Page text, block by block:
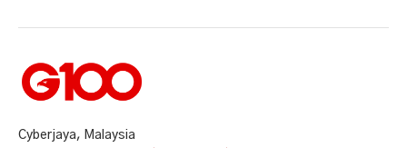
Cyberjaya, Malaysia